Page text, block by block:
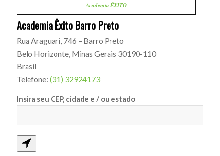
Academia ÊXITO
Academia Êxito Barro Preto
Rua Araguari, 746 – Barro Preto
Belo Horizonte, Minas Gerais 30190-110
Brasil
Telefone: (31) 32924173
Insira seu CEP, cidade e / ou estado